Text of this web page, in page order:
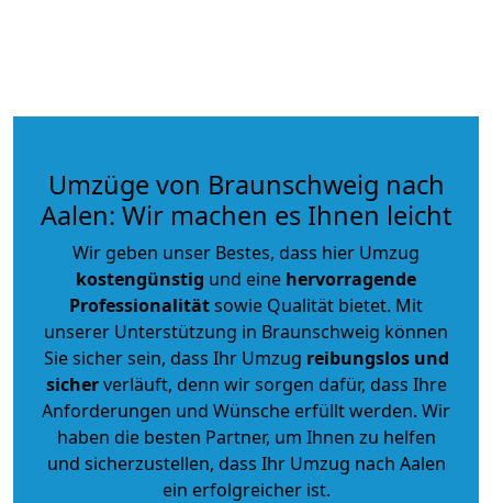
Umzüge von Braunschweig nach
Aalen: Wir machen es Ihnen leicht
Wir geben unser Bestes, dass hier Umzug
kostengünstig und eine hervorragende
Professionalitätsowie Qualität bietet. Mit
unserer Unterstützung in Braunschweig können
Sie sicher sein, dass Ihr Umzug reibungslos und
sicherverläuft, denn wir sorgen dafür, dass Ihre
Anforderungen und Wünsche erfüllt werden. Wir
haben die besten Partner, um Ihnen zu helfen
und sicherzustellen, dass Ihr Umzug nach Aalen
ein erfolgreicher ist.